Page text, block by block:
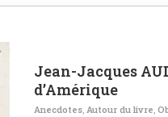
Jean-Jacques
d’Amérique
Anecdotes,Autour du livre,